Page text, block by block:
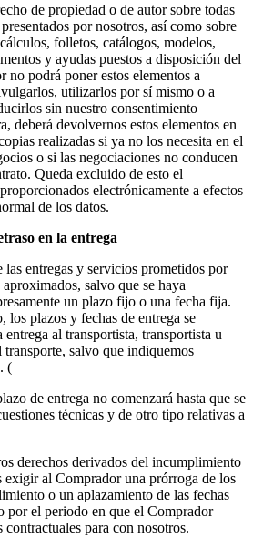
de propiedad o de autor sobre todas
por nosotros, así como sobre
folletos, catálogos, modelos,
y ayudas puestos a disposición del
podrá poner estos elementos a
utilizarlos por sí mismo o a
sin nuestro consentimiento
deberá devolvernos estos elementos en
realizadas si ya no los necesita en el
o si las negociaciones no conducen
Queda excluido de esto el
electrónicamente a efectos
de los datos.
en la entrega
entregas y servicios prometidos por
salvo que se haya
un plazo fijo o una fecha fija.
los plazos y fechas de entrega se
al transportista, transportista u
salvo que indiquemos
(
de entrega no comenzará hasta que se
técnicas y de otro tipo relativas a
derechos derivados del incumplimiento
exigir al Comprador una prórroga de los
o un aplazamiento de las fechas
por el periodo en que el Comprador
para con nosotros.